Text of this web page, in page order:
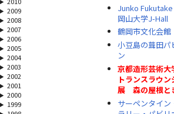
2009
2008
2007
2006
2005
2004
2003
2002
2001
2000
1999
Junko
岡山大学J-Hall
鶴岡市文化会館
小豆島の葺田パ
ン
京都造形芸術大
トランスラウン
展 森の屋根と
サーペンタイン